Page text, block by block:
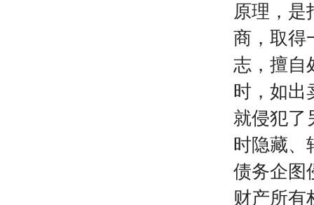
原理，是
商，取得
志，擅自
时，如出
就侵犯了
时隐藏、
债务企图
财产所有